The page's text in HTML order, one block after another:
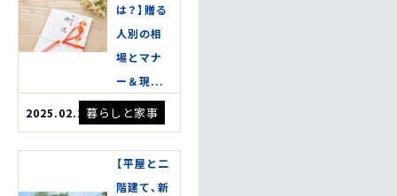
2025.02.25暮らしと家事
は？】贈る
人別の相
場とマナ
ー＆現...
【平屋と二
階建て、新